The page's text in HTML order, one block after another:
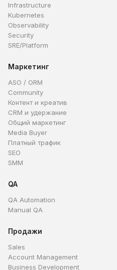
Infrastructure
Kubernetes
Observability
Security
SRE/Platform
Маркетинг
ASO / ORM
Community
Контент и креатив
CRM и удержание
Общий маркетинг
Media Buyer
Платный трафик
SEO
SMM
QA
QA Automation
Manual QA
Продажи
Sales
Account Management
Business Development